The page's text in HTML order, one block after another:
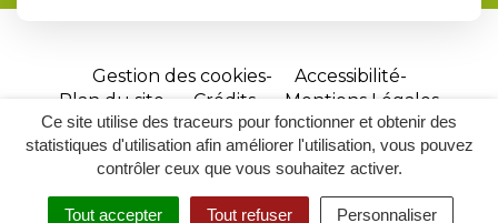
Ce site utilise des traceurs pour fonctionner et obtenir des
statistiques d'utilisation afin améliorer l'utilisation, vous pouvez
contrôler ceux que vous souhaitez activer.
Tout accepter Tout refuser Personnaliser
Gestion des cookies
Accessibilité
Plan du site
Crédits
Mentions Légales
Site
réalisé
par
Inovagora